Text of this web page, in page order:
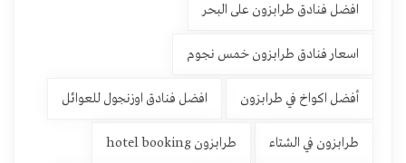
افضل فنادق طرابزون على البحر
اسعار فنادق طرابزون خمس نجوم
أفضل اكواخ في طرابزون افضل فنادق اوزنجول للعوائل
طرابزون في الشتاء طرابزون hotel booking